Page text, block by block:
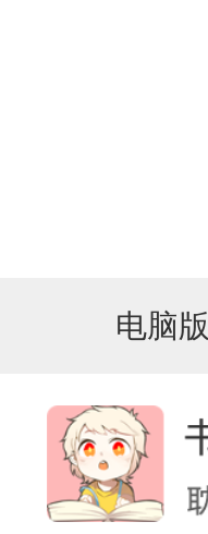
电脑版